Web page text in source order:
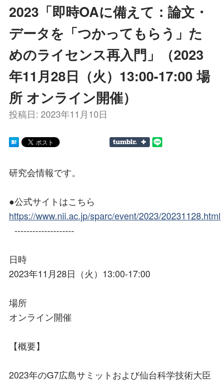
2023「即時OAに備えて：論文・
データを「つかってもらう」た
めのライセンス再入門」（2023
年11月28日（火）13:00-17:00 場
所 オンライン開催）
投稿日: 2023年11月10日
研究会情報です。
●公式サイトはこちら
https://www.nii.ac.jp/sparc/event/2023/20231128.html
--------------------
日時
2023年11月28日（火）13:00-17:00
場所
オンライン開催
【概要】
2023年のG7広島サミットおよび仙台科学技術大臣